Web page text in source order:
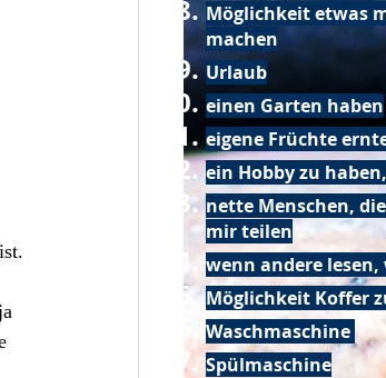
Möglichkeit etwas
machen
Urlaub
einen Garten haben
eigene Früchte
ein Hobby zu
nette Menschen,
mir teilen
wenn andere lesen,
Möglichkeit Koffer
Waschmaschine
Spülmaschine